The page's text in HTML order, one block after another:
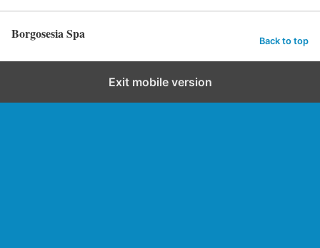
Borgosesia Spa Back to top
Exit mobile version